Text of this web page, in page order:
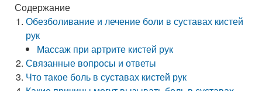
Содержание
Обезболивание и лечение боли в суставах кистей
рук
Массаж при артрите кистей рук
Связанные вопросы и ответы
Что такое боль в суставах кистей рук